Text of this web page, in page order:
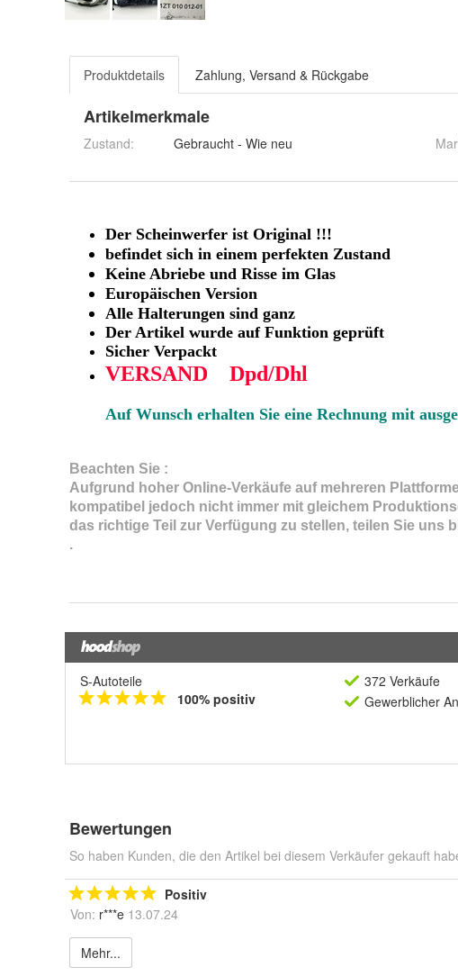
Produktdetails Zahlung, Versand & Rückgabe
Artikelmerkmale
Zustand: Gebraucht - Wie neu
S-Autoteile
100% positiv
372 Verkäufe
Gewerblicher
Bewertungen
So haben Kunden, die den Artikel bei diesem Verkäufer gekauft
Positiv
Von: r***e 13.07.24
Mehr...